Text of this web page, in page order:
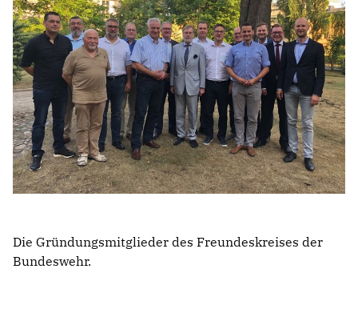
Die Gründungsmitglieder des Freundeskreises der
Bundeswehr.